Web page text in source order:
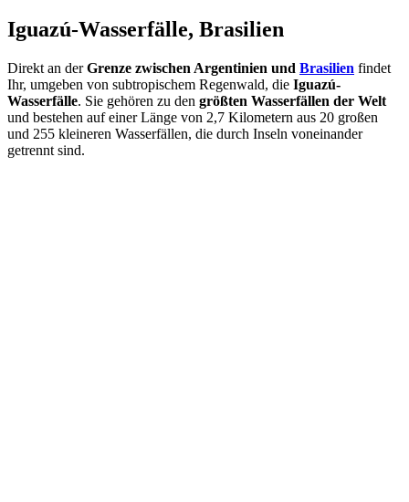
Iguazú-Wasserfälle, Brasilien
Direkt an derGrenze zwischen Argentinien und Brasilien findet
Ihr, umgeben von subtropischem Regenwald, die Iguazú-
Wasserfälle. Sie gehören zu den größten Wasserfällen der Welt
und bestehen auf einer Länge von 2,7 Kilometern aus 20 großen
und 255 kleineren Wasserfällen, die durch Inseln voneinander
getrennt sind.